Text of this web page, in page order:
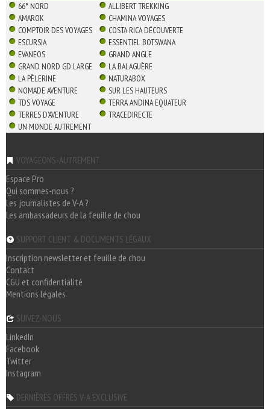
66° NORD
ALLIBERT TREKKING
AMAROK
CHAMINA VOYAGES
COMPTOIR DES VOYAGES
COSTA RICA DÉCOUVERTE
ESCURSIA
ESSENTIEL BOTSWANA
EVANEOS
GRAND ANGLE
GRAND NORD GD LARGE
LA BALAGUÈRE
LA PÈLERINE
NATURABOX
NOMADE AVENTURE
SUR LES HAUTEURS
TDS VOYAGE
TERRA ANDINA EQUATEUR
TERRES D'AVENTURE
TRACEDIRECTE
UN MONDE AUTREMENT
VOYAGEONS-AUTREMENT
Espace Pro
Qui sommes-nous ?
Les journalistes de V-A ?
Les ambassadeurs de la feuille de chou
SUPPORT CLIENT & DOCUMENTS LÉGAUX
Inscription newsletter et feuille de chou
Contact
CGU et confidentialité
Mentions légales
SUIVEZ-NOUS
LinkedIn
Facebook
Twitter
Instagram
DERNIÈRES OFFRES V-A EXCLUSIVE